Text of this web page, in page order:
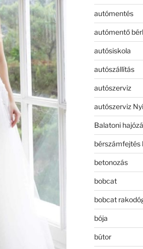
autómentés
autómentő
autósiskola
autószállítás
autószerviz
autószerviz
Balatoni
bérszámfejtés
betonozás
bobcat
bobcat
bója
bútor